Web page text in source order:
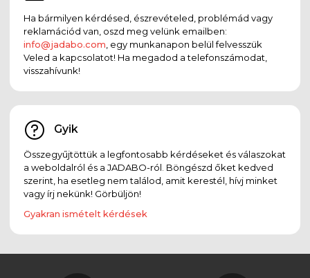
Ha bármilyen kérdésed, észrevételed, problémád vagy
reklamációd van, oszd meg velünk emailben:
info@jadabo.com , egy munkanapon belül felvesszük
Veled a kapcsolatot! Ha megadod a telefonszámodat,
visszahívunk!
Gyik
Összegyűjtöttük a legfontosabb kérdéseket és válaszokat
a weboldalról és a JADABO-ról. Böngészd őket kedved
szerint, ha esetleg nem találod, amit kerestél, hívj minket
vagy írj nekünk! Görbüljön!
Gyakran ismételt kérdések